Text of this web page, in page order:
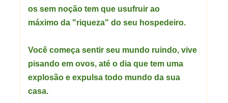
os sem noção tem que usufruir ao
máximo da "riqueza" do seu hospedeiro.
Você começa sentir seu mundo ruindo, vive
pisando em ovos, até o dia que tem uma
explosão e expulsa todo mundo da sua
casa.